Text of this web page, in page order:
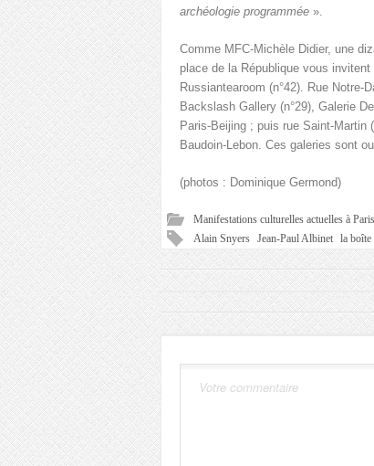
archéologie programmée ».
Comme MFC-Michèle Didier, une
place de la République vous
Russiantearoom (n°42). Rue Notre-
Backslash Gallery (n°29), Galerie
Paris-Beijing ; puis rue Saint-Martin
Baudoin-Lebon. Ces galeries sont
(photos : Dominique Germond)
Manifestations culturelles actuelles à Paris
Alain Snyers Jean-Paul Albinet la